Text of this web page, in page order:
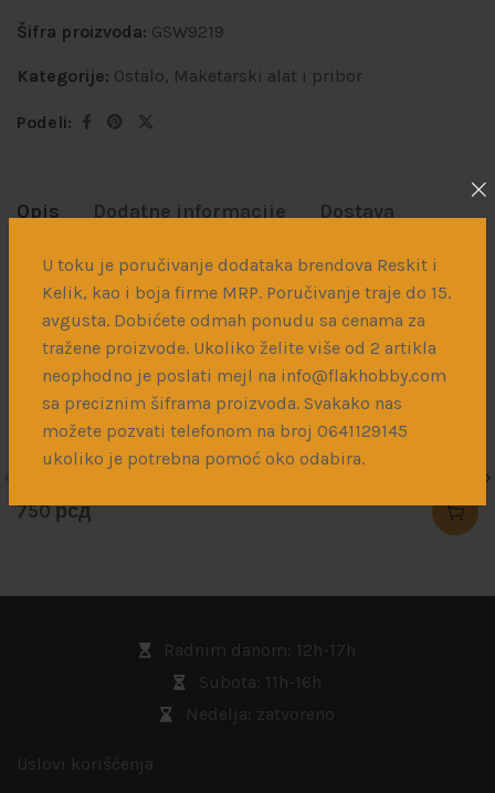
U toku je poručivanje dodataka brendova Reskit i
Kelik, kao i boja firme MRP. Poručivanje traje do 15.
avgusta. Dobićete odmah ponudu sa cenama za
tražene proizvode. Ukoliko želite više od 2 artikla
neophodno je poslati mejl na info@flakhobby.com
sa preciznim šiframa proizvoda. Svakako nas
možete pozvati telefonom na broj 0641129145
ukoliko je potrebna pomoć oko odabira.
Šifra proizvoda: GSW9219
Kategorije: Ostalo, Maketarski alat i pribor
Podeli:
Opis Dodatne informacije Dostava
Profili od ABS plastike – 10kom
Povezani proizvodi
SOLD
Stainless Steel Shakers
750рсд
Radnim danom: 12h-17h
Subota: 11h-16h
Nedelja: zatvoreno
Uslovi korišćenja